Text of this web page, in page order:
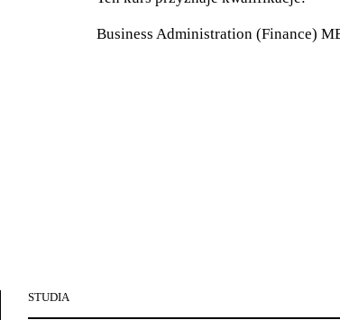
Business Administration (Finance)
STUDIA